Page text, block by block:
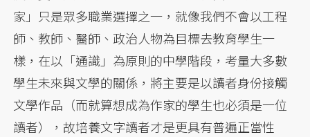
家」只是眾多職業選擇之一，就像我們不會以工程
師、教師、醫師、政治人物為目標去教育學生一
樣，在以「通識」為原則的中學階段，考量大多數
學生未來與文學的關係，將主要是以讀者身份接觸
文學作品（而就算想成為作家的學生也必須是一位
讀者），故培養文字讀者才是更具有普遍正當性